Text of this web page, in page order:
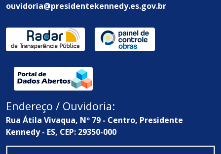
ouvidoria@presidentekennedy.es.gov.br
Endereço / Ouvidoria:
Rua Átila Vivaqua, Nº 79 - Centro, Presidente
Kennedy - ES, CEP: 29350-000